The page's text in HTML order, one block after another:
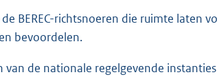
BEREC-richtsnoeren die ruimte laten
bevoordelen.
de nationale regelgevende